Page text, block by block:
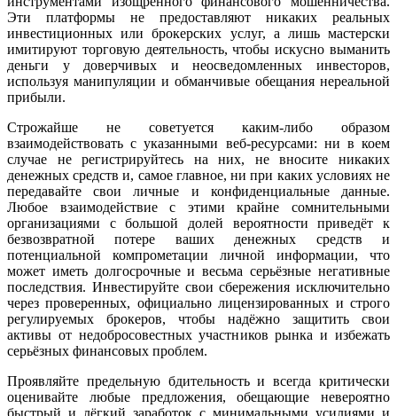
Эти платформы не предоставляют никаких реальных
инвестиционных или брокерских услуг, а лишь мастерски
имитируют торговую деятельность, чтобы искусно выманить
деньги у доверчивых и неосведомленных инвесторов,
используя манипуляции и обманчивые обещания нереальной
прибыли.
Строжайше не советуется каким-либо образом
взаимодействовать с указанными веб-ресурсами: ни в коем
случае не регистрируйтесь на них, не вносите никаких
денежных средств и, самое главное, ни при каких условиях не
передавайте свои личные и конфиденциальные данные.
Любое взаимодействие с этими крайне сомнительными
организациями с большой долей вероятности приведёт к
безвозвратной потере ваших денежных средств и
потенциальной компрометации личной информации, что
может иметь долгосрочные и весьма серьёзные негативные
последствия. Инвестируйте свои сбережения исключительно
через проверенных, официально лицензированных и строго
регулируемых брокеров, чтобы надёжно защитить свои
активы от недобросовестных участников рынка и избежать
серьёзных финансовых проблем.
Проявляйте предельную бдительность и всегда критически
оценивайте любые предложения, обещающие невероятно
быстрый и лёгкий заработок с минимальными усилиями и